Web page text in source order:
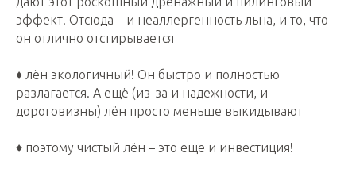
эффект. Отсюда – и неаллергенность льна, и то, что
он отлично отстирывается
♦️ лён экологичный! Он быстро и полностью
разлагается. А ещё (из-за и надежности, и
дороговизны) лён просто меньше выкидывают
♦️ поэтому чистый лён – это еще и инвестиция!